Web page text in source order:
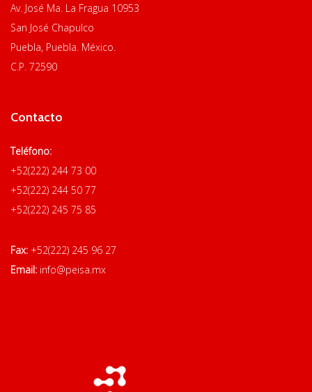
Av. José Ma. La Fragua 10953
San José Chapulco
Puebla, Puebla. México.
C.P. 72590
Contacto
Teléfono:
+52(222) 244 73 00
+52(222) 244 50 77
+52(222) 245 75 85
Fax: +52(222) 245 96 27
Email: info@peisa.mx